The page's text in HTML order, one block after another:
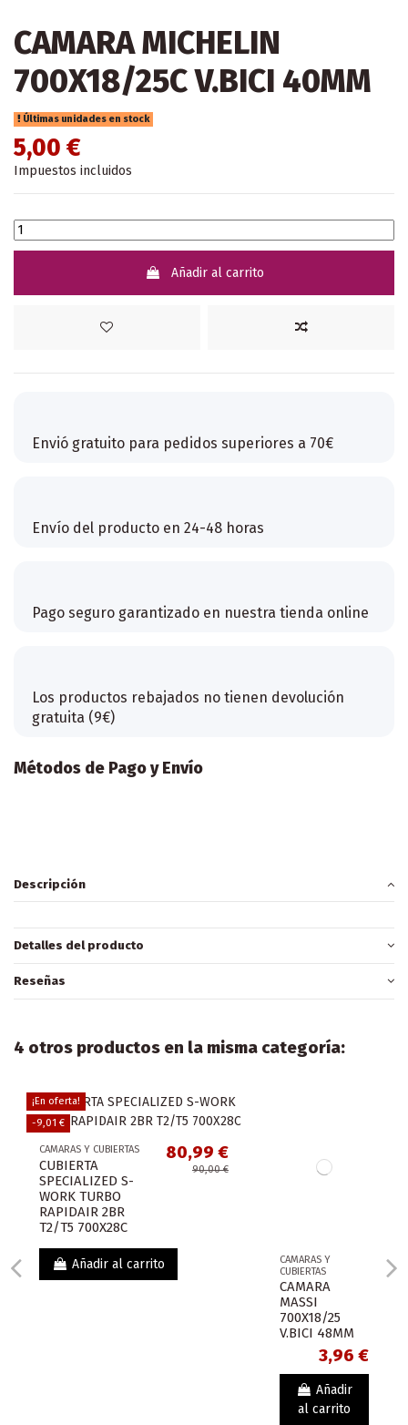
CAMARA MICHELIN
700X18/25C V.BICI 40MM
Últimas unidades en stock
5,00 €
Impuestos incluidos
Añadir al carrito
Envió gratuito para pedidos superiores a 70€
Envío del producto en 24-48 horas
Pago seguro garantizado en nuestra tienda online
Los productos rebajados no tienen devolución
gratuita (9€)
Métodos de Pago y Envío
Descripción
Detalles del producto
Reseñas
4 otros productos en la misma categoría:
¡En oferta!
-9,01 €
CAMARAS Y CUBIERTAS
CUBIERTA
SPECIALIZED S-
WORK TURBO
RAPIDAIR 2BR
T2/T5 700X28C
80,99 €
90,00 €
Añadir al carrito
CAMARAS Y
CUBIERTAS
CAMARA
MASSI
700X18/25
V.BICI 48MM
3,96 €
Añadir
al carrito